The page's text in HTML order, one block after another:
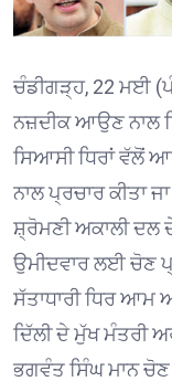
ਚੰਡੀਗੜ੍ਹ, 22 ਮਈ
ਨਜ਼ਦੀਕ ਆਉਣ ਨਾਲ
ਸਿਆਸੀ ਧਿਰਾਂ ਵੱਲੋਂ
ਨਾਲ ਪ੍ਰਚਾਰ ਕੀਤਾ
ਸ਼੍ਰੋਮਣੀ ਅਕਾਲੀ ਦਲ
ਉਮੀਦਵਾਰ ਲਈ ਚੋਣ
ਸੱਤਾਧਾਰੀ ਧਿਰ ਆਮ
ਦਿੱਲੀ ਦੇ ਮੁੱਖ ਮੰਤਰੀ
ਭਗਵੰਤ ਸਿੰਘ ਮਾਨ